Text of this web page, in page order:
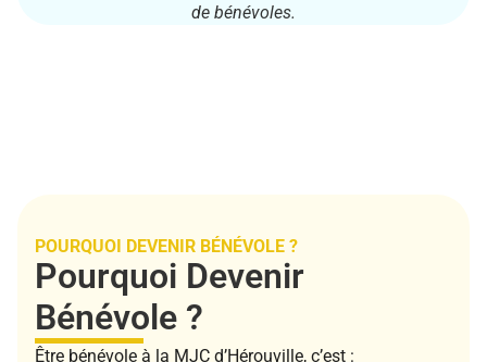
de bénévoles.
POURQUOI DEVENIR BÉNÉVOLE ?
Pourquoi Devenir
Bénévole ?
Être bénévole à la MJC d’Hérouville, c’est :